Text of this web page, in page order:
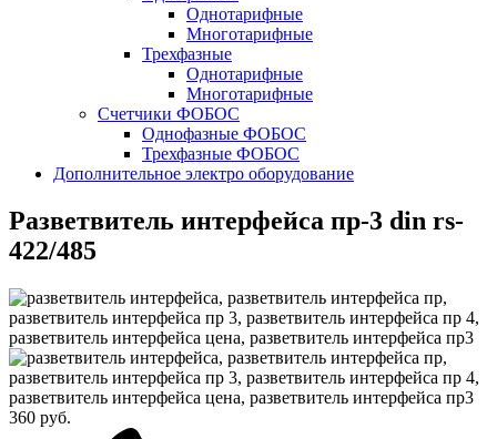
Однотарифные
Многотарифные
Трехфазные
Однотарифные
Многотарифные
Счетчики ФОБОС
Однофазные ФОБОС
Трехфазные ФОБОС
Дополнительное электро оборудование
Разветвитель интерфейса пр-3 din rs-
422/485
360 руб.